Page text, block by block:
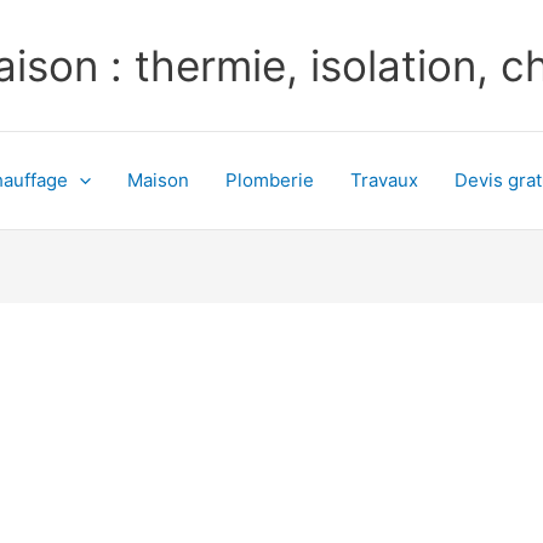
: thermie, isolation,
Maison Plomberie Travaux Devis